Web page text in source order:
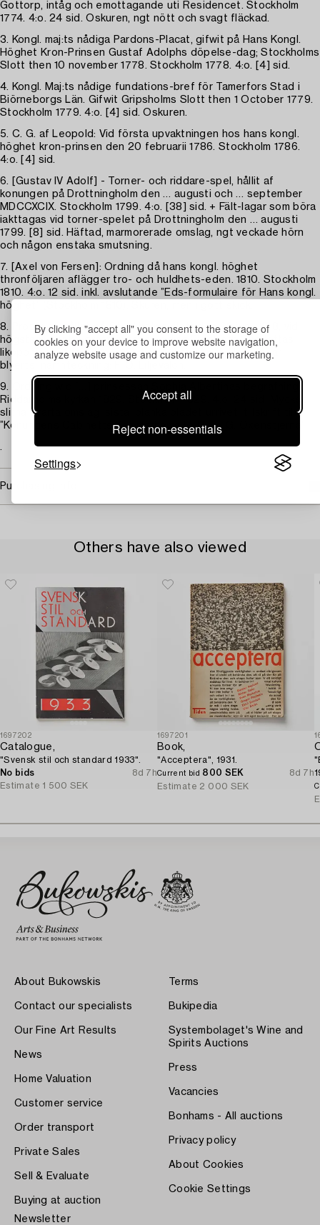
By clicking "accept all" you consent to the storage of
cookies on your device to improve website navigation,
analyze website usage and customize our marketing.
Accept all
Reject non-essentials
Settings
Gottorp, intåg och emottagande uti Residencet. Stockholm
1774. 4:o. 24 sid. Oskuren, ngt nött och svagt fläckad.
3. Kongl. maj:ts nådiga Pardons-Placat, gifwit på Hans Kongl.
Höghet Kron-Prinsen Gustaf Adolphs döpelse-dag; Stockholms
Slott then 10 november 1778. Stockholm 1778. 4:o. [4] sid.
4. Kongl. Maj:ts nådige fundations-bref för Tamerfors Stad i
Biörneborgs Län. Gifwit Gripsholms Slott then 1 October 1779.
Stockholm 1779. 4:o. [4] sid. Oskuren.
5. C. G. af Leopold: Vid första upvaktningen hos hans kongl.
höghet kron-prinsen den 20 februarii 1786. Stockholm 1786.
4:o. [4] sid.
6. [Gustav IV Adolf] - Torner- och riddare-spel, hållit af
konungen på Drottningholm den … augusti och … september
MDCCXCIX. Stockholm 1799. 4:o. [38] sid. + Fält-lagar som böra
iakttagas vid torner-spelet på Drottningholm den … augusti
1799. [8] sid. Häftad, marmorerade omslag, ngt veckade hörn
och någon enstaka smutsning.
7. [Axel von Fersen]: Ordning då hans kongl. höghet
thronföljaren aflägger tro- och huldhets-eden. 1810. Stockholm
1810. 4:o. 12 sid. inkl. avslutande ”Eds-formulaire för Hans kongl.
höghet” (Stockholm 1810). Skuren, men i gott skick.
8. Protocoll, hållet på Stockholms slott den 22 junii 1818, vid
högstsalig enke-drottningens Hedvig Elisabeth Charlottas
liköppning. Stockholm 1818. 4:o. [14] sid. Nött. Noteringar i
blyerts. namnteckning: F. O. Liljevalch.
9. Ordning wid […] prinsessan Sophia Albertinas begrafning i
Riddarholms kyrkan 1829. Stockholm 1829. 4:o. 24 sid. Mycket
slitna svarta omslag, sista, blanka bladet urrivet, tillskrift till
”Konungens Cabinetts Kammarherre […] E. J. G. Oxenstjerna”.
.
Purchasing info
Others have also viewed
1697202
Catalogue,
"Svensk stil och standard 1933".
No bids
8d 7h
Estimate 1 500 SEK
1697201
Book,
"Acceptera", 1931.
Current bid 800 SEK
8d 7h
Estimate 2 000 SEK
About Bukowskis
Contact our specialists
Our Fine Art Results
News
Home Valuation
Customer service
Order transport
Private Sales
Sell & Evaluate
Buying at auction
Terms
Bukipedia
Systembolaget's Wine and
Spirits Auctions
Press
Vacancies
Bonhams - All auctions
Privacy policy
About Cookies
Cookie Settings
Newsletter